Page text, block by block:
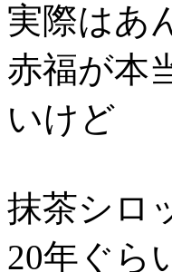
実際はあ
赤福が本
いけど
抹茶シロ
20年ぐら